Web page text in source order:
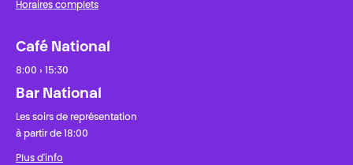
Horaires complets
Café National
8:00 › 15:30
Bar National
Les soirs de représentation
à partir de 18:00
Plus d'info